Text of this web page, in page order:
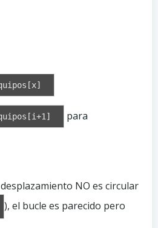
para
NO es circular
), el bucle es parecido pero